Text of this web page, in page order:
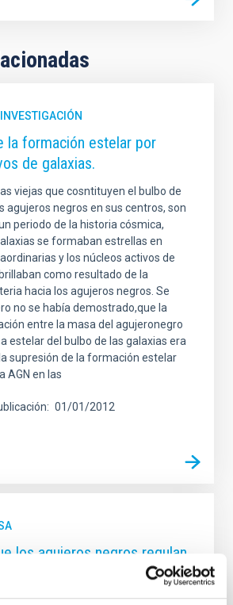
la formación estelar por
de galaxias.
viejas que cosntituyen el bulbo de
agujeros negros en sus centros, son
periodo de la historia cósmica,
se formaban estrellas en
y los núcleos activos de
como resultado de la
hacia los agujeros negros. Se
no se había demostrado,que la
entre la masa del agujeronegro
estelar del bulbo de las galaxias era
supresión de la formación estelar
AGN en las
01/01/2012
los agujeros negros regulan
de estrellas en galaxias